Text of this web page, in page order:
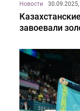
Новости
завоевали